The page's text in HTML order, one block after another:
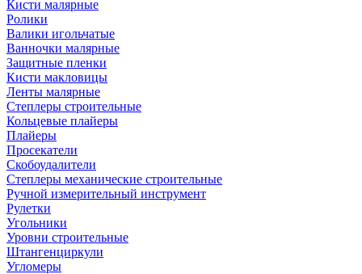
Кисти малярные
Ролики
Валики игольчатые
Ванночки малярные
Защитные пленки
Кисти макловицы
Ленты малярные
Степлеры строительные
Кольцевые плайеры
Плайеры
Просекатели
Скобоудалители
Степлеры механические строительные
Ручной измерительный инструмент
Рулетки
Угольники
Уровни строительные
Штангенциркули
Угломеры